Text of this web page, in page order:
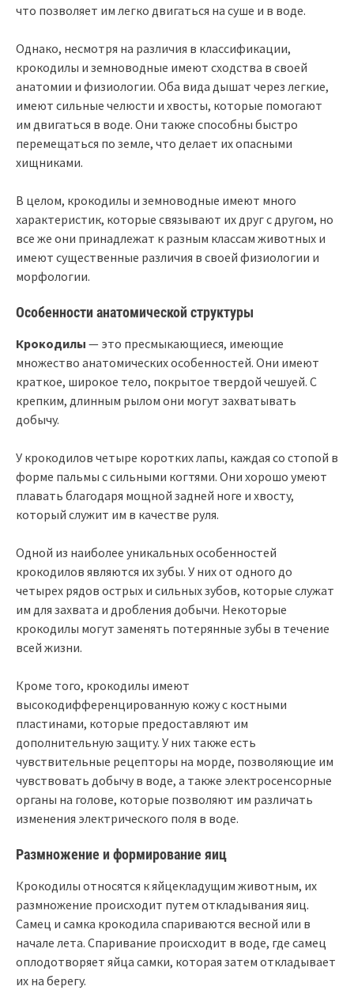
что позволяет им легко двигаться на суше и в воде.
Однако, несмотря на различия в классификации,
крокодилы и земноводные имеют сходства в своей
анатомии и физиологии. Оба вида дышат через легкие,
имеют сильные челюсти и хвосты, которые помогают
им двигаться в воде. Они также способны быстро
перемещаться по земле, что делает их опасными
хищниками.
В целом, крокодилы и земноводные имеют много
характеристик, которые связывают их друг с другом, но
все же они принадлежат к разным классам животных и
имеют существенные различия в своей физиологии и
морфологии.
Особенности анатомической структуры
Крокодилы — это пресмыкающиеся, имеющие
множество анатомических особенностей. Они имеют
краткое, широкое тело, покрытое твердой чешуей. С
крепким, длинным рылом они могут захватывать
добычу.
У крокодилов четыре коротких лапы, каждая со стопой в
форме пальмы с сильными когтями. Они хорошо умеют
плавать благодаря мощной задней ноге и хвосту,
который служит им в качестве руля.
Одной из наиболее уникальных особенностей
крокодилов являются их зубы. У них от одного до
четырех рядов острых и сильных зубов, которые служат
им для захвата и дробления добычи. Некоторые
крокодилы могут заменять потерянные зубы в течение
всей жизни.
Кроме того, крокодилы имеют
высокодифференцированную кожу с костными
пластинами, которые предоставляют им
дополнительную защиту. У них также есть
чувствительные рецепторы на морде, позволяющие им
чувствовать добычу в воде, а также электросенсорные
органы на голове, которые позволяют им различать
изменения электрического поля в воде.
Размножение и формирование яиц
Крокодилы относятся к яйцекладущим животным, их
размножение происходит путем откладывания яиц.
Самец и самка крокодила спариваются весной или в
начале лета. Спаривание происходит в воде, где самец
оплодотворяет яйца самки, которая затем откладывает
их на берегу.